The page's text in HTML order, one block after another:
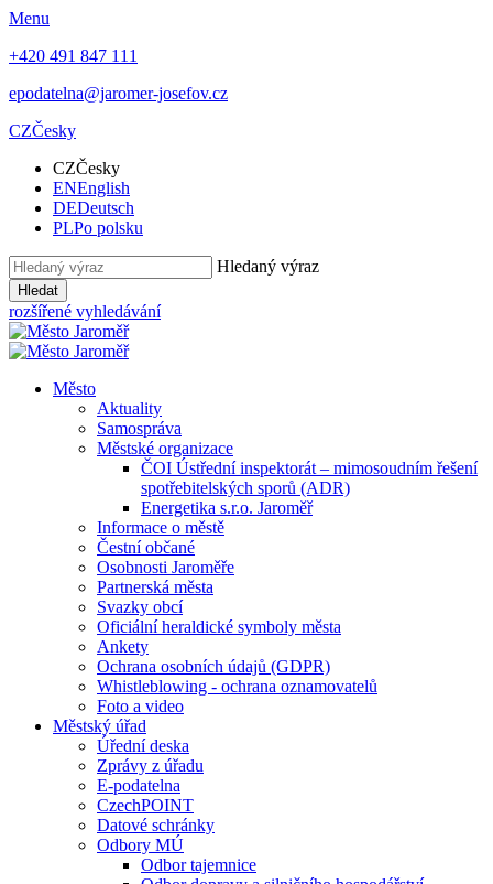
Menu
+420 491 847 111
epodatelna@jaromer-josefov.cz
CZČesky
CZČesky
ENEnglish
DEDeutsch
PLPo polsku
Hledaný výraz
Hledat
rozšířené vyhledávání
Město
Aktuality
Samospráva
Městské organizace
ČOI Ústřední inspektorát – mimosoudním řešení
spotřebitelských sporů (ADR)
Energetika s.r.o. Jaroměř
Informace o městě
Čestní občané
Osobnosti Jaroměře
Partnerská města
Svazky obcí
Oficiální heraldické symboly města
Ankety
Ochrana osobních údajů (GDPR)
Whistleblowing - ochrana oznamovatelů
Foto a video
Městský úřad
Úřední deska
Zprávy z úřadu
E-podatelna
CzechPOINT
Datové schránky
Odbory MÚ
Odbor tajemnice